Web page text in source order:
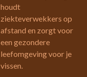
houdt
ziekteverwekkers op
afstand en zorgt voor
een gezondere
leefomgeving voor je
vissen.